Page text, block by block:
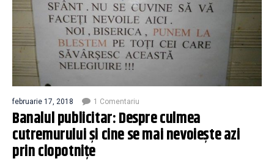
februarie 17, 2018 1 Comentariu
Banalul publicitar: Despre culmea
cutremurului și cine se mai nevoieşte azi
prin clopotniţe